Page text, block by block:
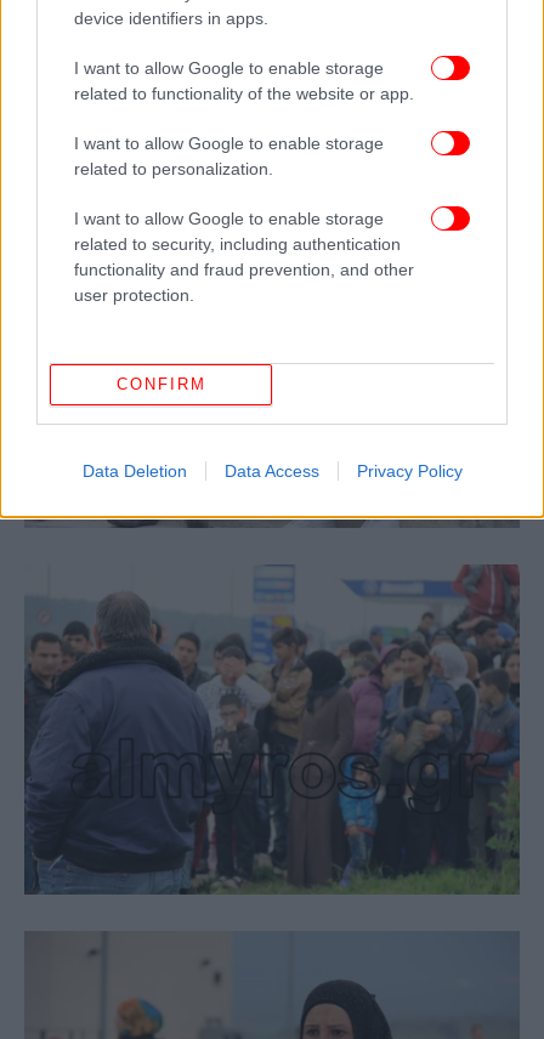
device identifiers in apps.
I want to allow Google to enable storage
related to functionality of the website or app.
I want to allow Google to enable storage
related to personalization.
I want to allow Google to enable storage
related to security, including authentication
functionality and fraud prevention, and other
user protection.
CONFIRM
Data Deletion Data Access Privacy Policy